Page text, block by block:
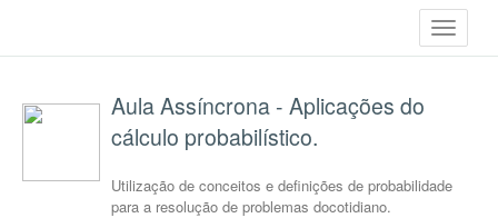
Toggle
Aula Assíncrona - Aplicações do
cálculo probabilístico.
Utilização de conceitos e definições de probabilidade
para a resolução de problemas docotidiano.